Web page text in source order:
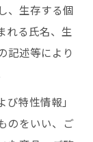
、生存する個
れる氏名、生
記述等により
特性情報」
のをいい、ご